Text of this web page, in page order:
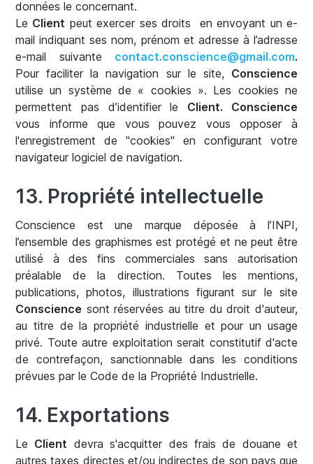
données le concernant.
Le Client peut exercer ses droits en envoyant un e-
mail indiquant ses nom, prénom et adresse à l’adresse
e-mail suivante contact.conscience@gmail.com.
Pour faciliter la navigation sur le site, Conscience
utilise un système de « cookies ». Les cookies ne
permettent pas d’identifier le Client. Conscience
vous informe que vous pouvez vous opposer à
l'enregistrement de "cookies" en configurant votre
navigateur logiciel de navigation.
13. Propriété intellectuelle
Conscience est une marque déposée à l’INPI,
l’ensemble des graphismes est protégé et ne peut être
utilisé à des fins commerciales sans autorisation
préalable de la direction. Toutes les mentions,
publications, photos, illustrations figurant sur le site
Conscience sont réservées au titre du droit d'auteur,
au titre de la propriété industrielle et pour un usage
privé. Toute autre exploitation serait constitutif d'acte
de contrefaçon, sanctionnable dans les conditions
prévues par le Code de la Propriété Industrielle.
14. Exportations
Le Client devra s'acquitter des frais de douane et
autres taxes directes et/ou indirectes de son pays que